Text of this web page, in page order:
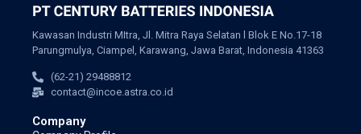
Kawasan Industri MItra, Jl. Mitra Raya Selatan l Blok E No.17-18
Parungmulya, Ciampel, Karawang, Jawa Barat, Indonesia 41363
(62-21) 29488812
contact@incoe.astra.co.id
Company